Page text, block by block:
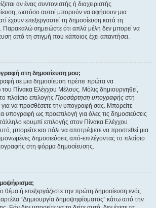
αν ένας συντονιστής ή διαχειριστής
ωστόσο αυτοί μπορούν να αφήσουν μια
έχουν επεξεργαστεί τη δημοσίευση κατά τη
Παρακαλώ σημειώστε ότι απλά μέλη δεν μπορεί να
από τη στιγμή που κάποιος έχει απαντήσει.
στη δημοσίευση μου;
σε μια δημοσίευση πρέπει πρώτα να
του Πίνακα Ελέγχου Μέλους. Μόλις δημιουργηθεί,
πλαίσιο επιλογής Προσάρτηση υπογραφής στη
να προσθέσετε την υπογραφή σας. Μπορείτε
υπογραφή ως προεπιλογή για όλες τις δημοσιεύσεις
κουμπί επιλογής στον Πίνακα Ελέγχου
μπορείτε και πάλι να αποτρέψετε να προστεθεί μια
δημοσιεύσεις από-επιλέγοντας το πλαίσιο
στη φόρμα δημοσίευσης.
θέμα ή επεξεργάζεστε την πρώτη δημοσίευση ενός
“Δημιουργία δημοψηφίσματος” κάτω από την